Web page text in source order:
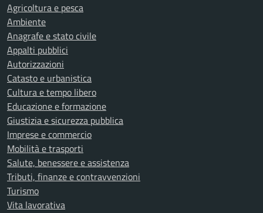
Agricoltura e pesca
Ambiente
Anagrafe e stato civile
Appalti pubblici
Autorizzazioni
Catasto e urbanistica
Cultura e tempo libero
Educazione e formazione
Giustizia e sicurezza pubblica
Imprese e commercio
Mobilità e trasporti
Salute, benessere e assistenza
Tributi, finanze e contravvenzioni
Turismo
Vita lavorativa